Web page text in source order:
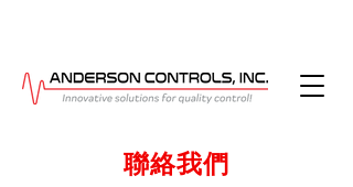
聯絡我們